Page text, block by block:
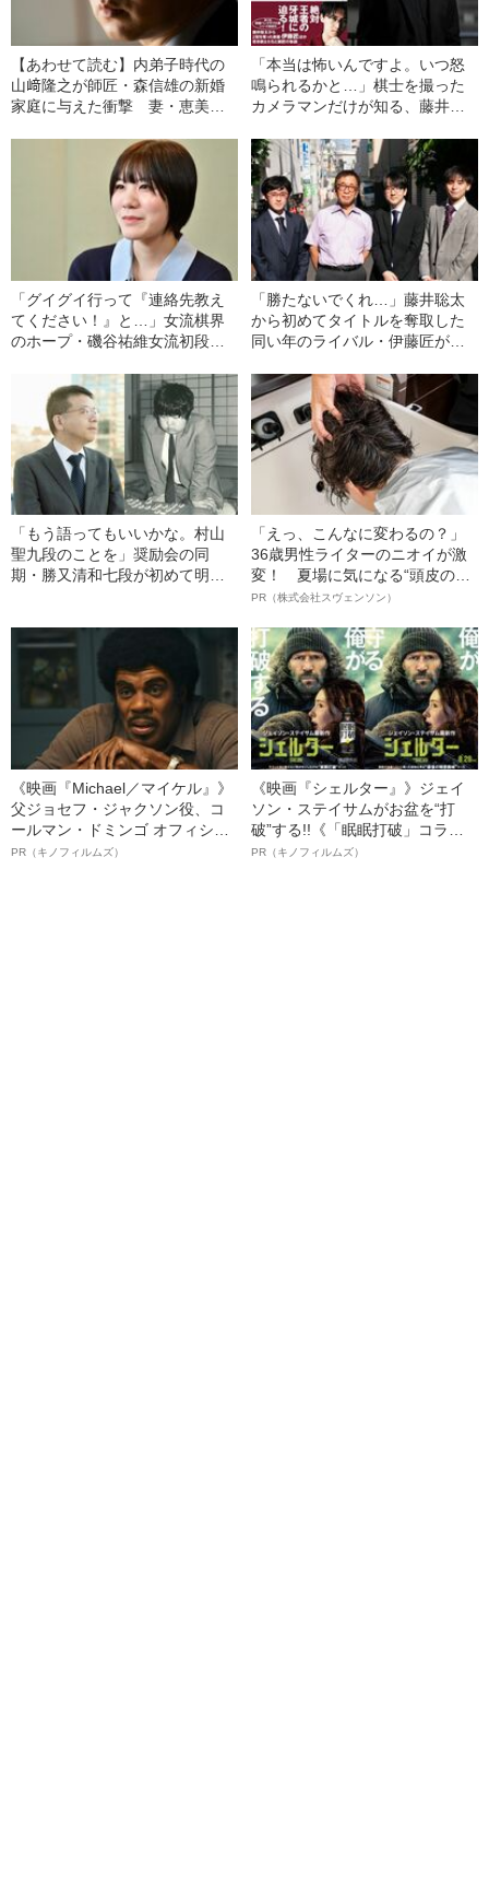
【あわせて読む】内弟子時代の
山﨑隆之が師匠・森信雄の新婚
家庭に与えた衝撃 妻・恵美子
「本当は怖いんですよ。いつ怒
鳴られるかと…」棋士を撮った
カメラマンだけが知る、藤井聡
顔”
「グイグイ行って『連絡先教え
てください！』と…」女流棋界
のホープ・磯谷祐維女流初段
之九段との出会い
「勝たないでくれ…」藤井聡太
から初めてタイトルを奪取した
同い年のライバル・伊藤匠が、
「もう語ってもいいかな。村山
聖九段のことを」奨励会の同
期・勝又清和七段が初めて明か
「えっ、こんなに変わるの？」
36歳男性ライターのニオイが激
変！ 夏場に気になる“頭皮のニ
オイ”や“ベタつき”を解消す
ト”が生み出した徹底ケアとは
PR（株式会社スヴェンソン）
《映画『Michael／マイケル』》
父ジョセフ・ジャクソン役、コ
ールマン・ドミンゴ オフィシャ
ルインタビュー“観客を魅了した
PR（キノフィルムズ）
《映画『シェルター』》ジェイ
ソン・ステイサムがお盆を“打
破”する!!《「眠眠打破」コラ
ボ》
PR（キノフィルムズ）